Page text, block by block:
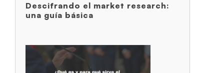
Descifrando el market research:
una guía básica